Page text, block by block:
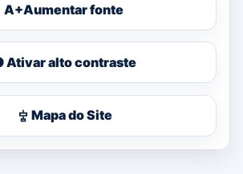
A+Aumentar fonte
Ativar alto contraste
Mapa do Site